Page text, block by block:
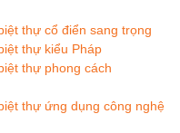
thự cổ điển sang trọng
thự kiểu Pháp
thự phong cách
thự ứng dụng công nghệ